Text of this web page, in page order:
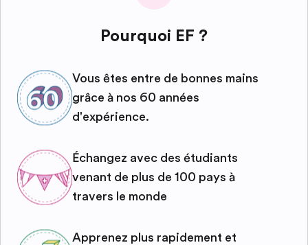
Pourquoi EF ?
Vous êtes entre de bonnes mains
grâce à nos 60 années
d'expérience.
Échangez avec des étudiants
venant de plus de 100 pays à
travers le monde
Apprenez plus rapidement et